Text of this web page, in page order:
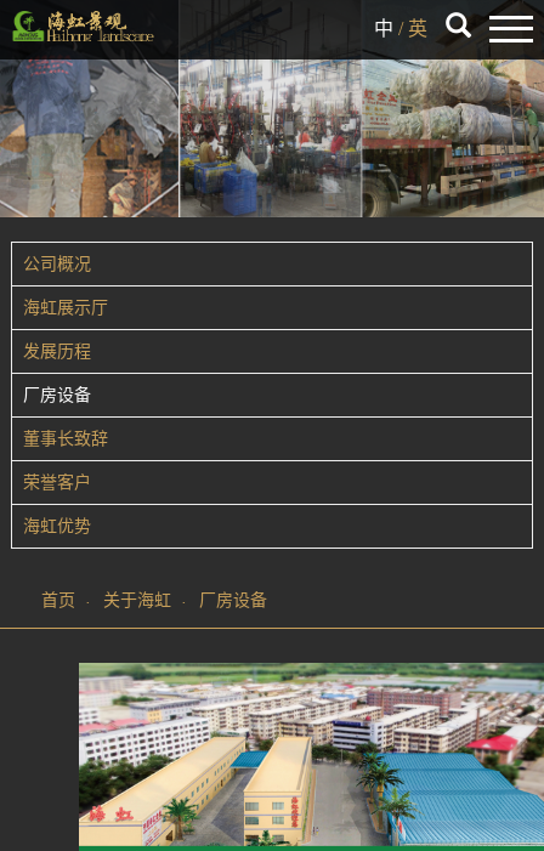
中 / 英
公司概况
海虹展示厅
发展历程
厂房设备
董事长致辞
荣誉客户
海虹优势
首页 关于海虹 厂房设备